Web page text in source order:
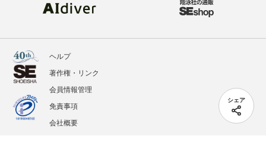
シェア
ヘルプ
著作権・リンク
会員情報管理
免責事項
会社概要